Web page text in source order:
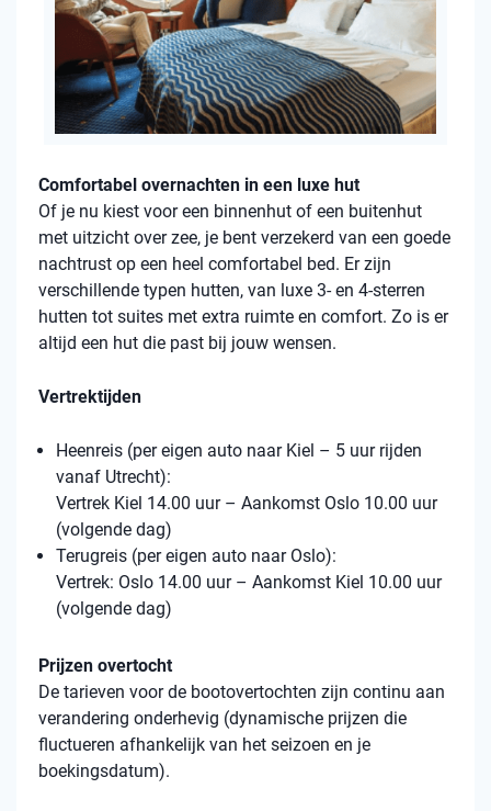
Comfortabel overnachten in een luxe hut
Of je nu kiest voor een binnenhut of een buitenhut
met uitzicht over zee, je bent verzekerd van een goede
nachtrust op een heel comfortabel bed. Er zijn
verschillende typen hutten, van luxe 3- en 4-sterren
hutten tot suites met extra ruimte en comfort. Zo is er
altijd een hut die past bij jouw wensen.
Vertrektijden
Heenreis (per eigen auto naar Kiel – 5 uur rijden
vanaf Utrecht):
Vertrek Kiel 14.00 uur – Aankomst Oslo 10.00 uur
(volgende dag)
Terugreis (per eigen auto naar Oslo):
Vertrek: Oslo 14.00 uur – Aankomst Kiel 10.00 uur
(volgende dag)
Prijzen overtocht
De tarieven voor de bootovertochten zijn continu aan
verandering onderhevig (dynamische prijzen die
fluctueren afhankelijk van het seizoen en je
boekingsdatum).